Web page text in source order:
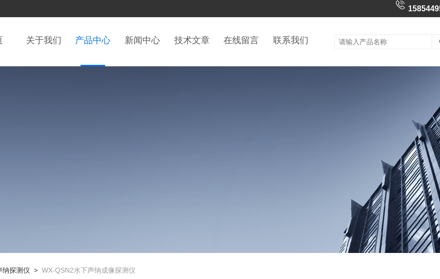
关于我们 产品中心 新闻中心 技术文章 在线留言 联系我们
纳探测仪 > WX-QSN2水下声纳成像探测仪